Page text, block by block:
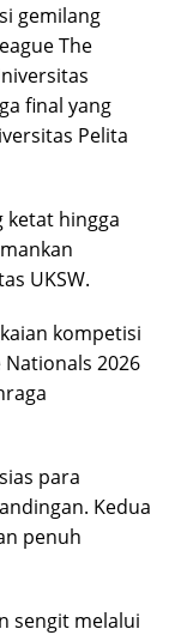
gemilang
The
final yang
Pelita
ketat hingga
UKSW.
kompetisi
Nationals 2026
para
Kedua
penuh
sengit melalui